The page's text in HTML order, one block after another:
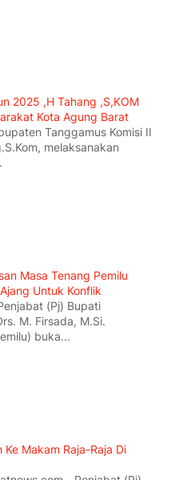
2025 ,H Tahang ,S,KOM
Kota Agung Barat
Tanggamus Komisi II
melaksanakan
Masa Tenang Pemilu
Untuk Konflik
(Pj) Bupati
M. Firsada, M.Si.
buka...
Makam Raja-Raja Di